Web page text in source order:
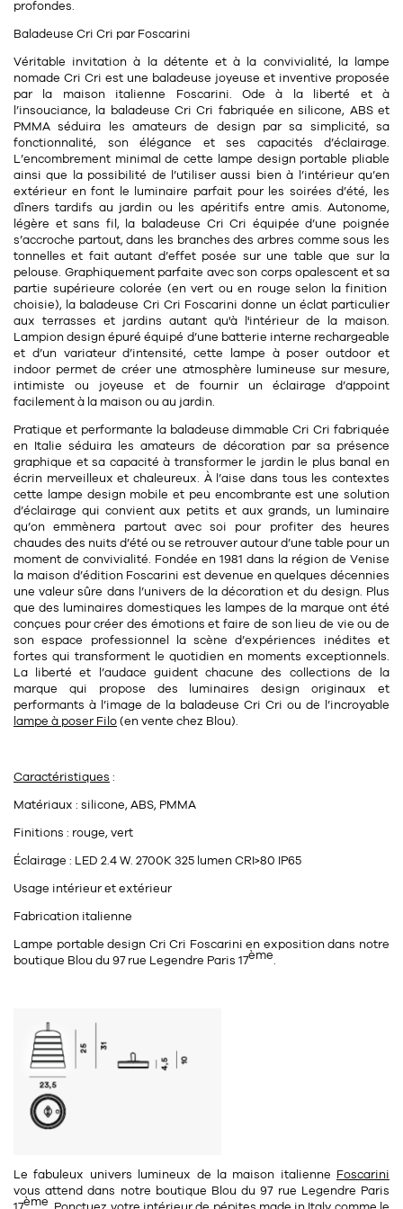
Corbeille
Poubelle
Range document
Divers
textile132
Coussin
Créature
Literie
Plaid
Tapis
Rideau de douche
Divers
bougie35
Bougie
Candélabre
Bougeoirs
Divers
Table
Table basse
Tréteaux
Table d'appoint
pour le bureau39
Chaises de bureau
Bureau
Meuble à clapets
pour la chambre 15
Commode
Chevet
Tablier
Toile enduite au mètre
Torchon
sel et poivre14
divers25
Travail d'artiste
librairie1
Livre
Revue
Divers
Divers
décoration1
Vases
profondes.
Baladeuse Cri Cri par Foscarini
Véritable invitation à la détente et à la convivialité, la lampe
nomade Cri Cri est une baladeuse joyeuse et inventive proposée
par la maison italienne Foscarini. Ode à la liberté et à
l’insouciance, la baladeuse Cri Cri fabriquée ensilicone, ABS et
PMMA séduira les amateurs de design par sa simplicité, sa
fonctionnalité, son élégance et ses capacités d’éclairage.
L’encombrement minimal de cette lampe design portable pliable
ainsi que la possibilité de l’utiliser aussi bien à l’intérieur qu’en
extérieur en font le luminaire parfait pour les soirées d’été, les
dîners tardifs au jardin ou les apéritifs entre amis. Autonome,
légère et sans fil, la baladeuse Cri Cri équipée d’une poignée
s’accroche partout, dans les branches des arbres comme sous les
tonnelles et fait autant d’effet posée sur une table que sur la
pelouse. Graphiquement parfaite avec son corps opalescent et sa
partie supérieure colorée (envert ou en rouge selon la finition
choisie), la baladeuse Cri Cri Foscarini donne un éclat particulier
aux terrasses et jardins autant qu'à l'intérieur de la maison.
Lampion design épuré équipé d’une batterie interne rechargeable
et d’un variateur d’intensité, cette lampe à poseroutdoor et
indoorpermet de créer une atmosphère lumineuse sur mesure,
intimiste ou joyeuse et de fournir un éclairage d’appoint
facilement à la maison ou au jardin.
Pratique et performante labaladeuse dimmable Cri Cri fabriquée
en Italie séduira les amateurs de décoration par sa présence
graphique et sa capacité à transformer le jardin le plus banal en
écrin merveilleux et chaleureux. À l’aise dans tous les contextes
cette lampe design mobileet peu encombrante est une solution
d’éclairage qui convient aux petits et aux grands, un luminaire
qu’on emmènera partout avec soi pour profiter des heures
chaudes des nuits d’été ou se retrouver autour d’une table pour un
moment de convivialité. Fondée en 1981 dans la région de Venise
la maison d’édition Foscarini est devenue en quelques décennies
une valeur sûre dans l’univers de la décoration et du design. Plus
que des luminaires domestiques les lampes de la marque ont été
conçues pour créer des émotions et faire de son lieu de vie ou de
son espace professionnel la scène d’expériences inédites et
fortes qui transforment le quotidien en moments exceptionnels.
La liberté et l’audace guident chacune des collections de la
marque qui propose des luminaires design originaux et
performants à l’image de la baladeuse Cri Cri ou de l’incroyable
lampe à poser Filo(en vente chez Blou).
Caractéristiques :
Matériaux : silicone, ABS, PMMA
Finitions : rouge, vert
Éclairage : LED 2.4 W. 2700K 325 lumenCRI>80 IP65
Usage intérieur et extérieur
Fabrication italienne
Lampe portable design Cri Cri Foscarini en exposition dans notre
boutique Blou du 97 rue Legendre Paris 17ème.
Le fabuleux univers lumineux de la maison italienne Foscarini
vous attend dans notre boutique Bloudu 97 rue Legendre Paris
ème